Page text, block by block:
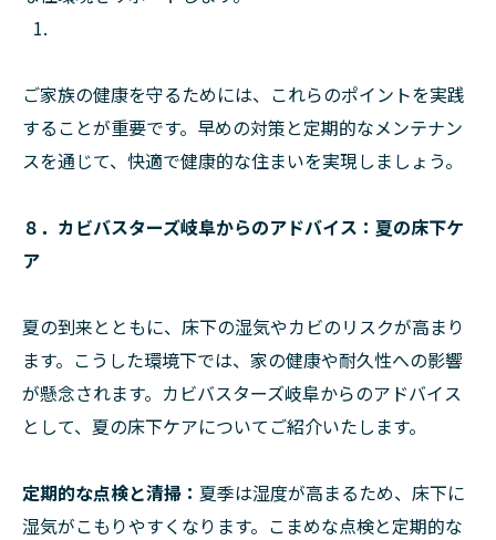
ご家族の健康を守るためには、これらのポイントを実践
することが重要です。早めの対策と定期的なメンテナン
スを通じて、快適で健康的な住まいを実現しましょう。
８．カビバスターズ岐阜からのアドバイス：夏の床下ケ
ア
夏の到来とともに、床下の湿気やカビのリスクが高まり
ます。こうした環境下では、家の健康や耐久性への影響
が懸念されます。カビバスターズ岐阜からのアドバイス
として、夏の床下ケアについてご紹介いたします。
定期的な点検と清掃： 夏季は湿度が高まるため、床下に
湿気がこもりやすくなります。こまめな点検と定期的な